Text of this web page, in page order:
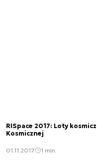
RISpace 2017: Loty
Kosmicznej
01.11.2017 1 min.